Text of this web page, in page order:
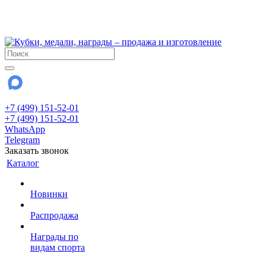
+7 (499) 151-52-01
+7 (499) 151-52-01
WhatsApp
Telegram
Заказать звонок
Каталог
Новинки
Распродажа
Награды по
видам спорта